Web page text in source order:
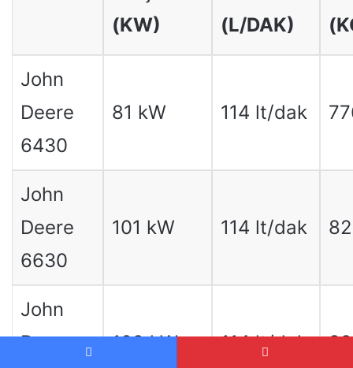
(KW)
(L/DAK)
John
Deere
6430
81 kW 114 lt/dak
John
Deere
6630
101 kW 114 lt/dak
John
Deere
109 kW 114 lt/dak